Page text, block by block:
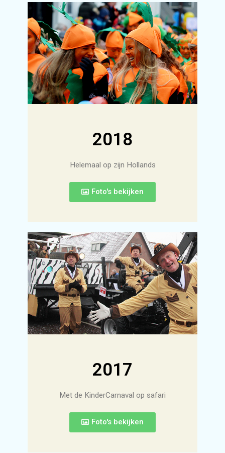
2018
Helemaal op zijn Hollands
Foto's bekijken
2017
Met de KinderCarnaval op safari
Foto's bekijken